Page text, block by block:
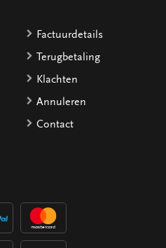
Factuurdetails
Terugbetaling
Klachten
Annuleren
Contact